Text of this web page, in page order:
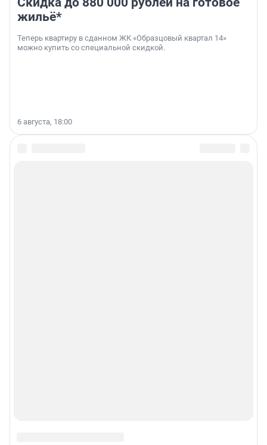
жильё*
Теперь квартиру в сданном ЖК «Образцовый квартал 14»
можно купить со специальной скидкой.
6 августа, 18:00